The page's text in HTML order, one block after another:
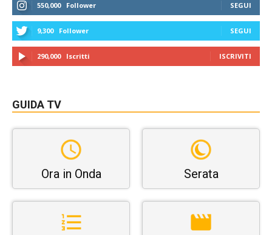
550,000 Follower SEGUI
9,300 Follower SEGUI
290,000 Iscritti ISCRIVITI
GUIDA TV
Ora in Onda Serata